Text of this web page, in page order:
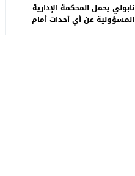
نابولي يحمل المحكمة الإدارية
المسؤولية عن أي أحداث أمام